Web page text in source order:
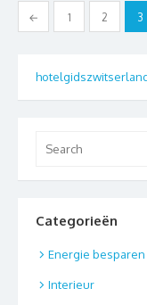
Berichten
paginering
← 1 2 3
for:
Categorieën
Energie besparen
Interieur